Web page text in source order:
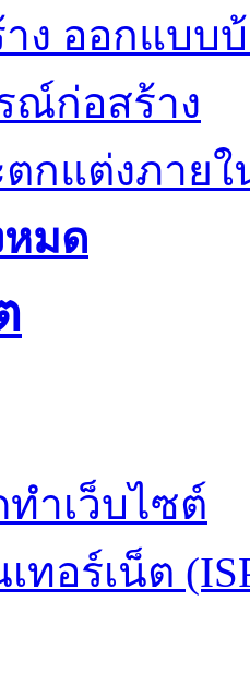
ง ออกแบบ
ณ์ก่อสร้าง
กแต่งภายใ
มด
ำเว็บไซต์
ทอร์เน็ต